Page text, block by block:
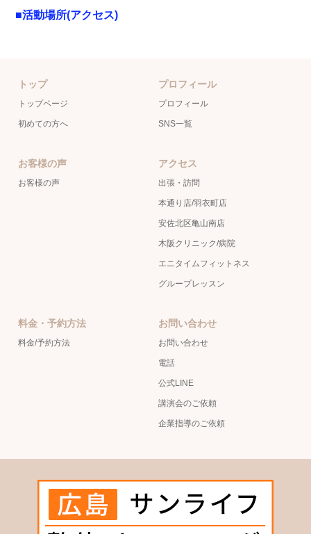
■活動場所(アクセス)
トップ
トップページ
初めての方へ
プロフィール
プロフィール
SNS一覧
お客様の声
お客様の声
アクセス
出張・訪問
本通り店/羽衣町店
安佐北区亀山南店
木阪クリニック/病院
エニタイムフィットネス
グループレッスン
料金・予約方法
料金/予約方法
お問い合わせ
お問い合わせ
電話
公式LINE
講演会のご依頼
企業指導のご依頼